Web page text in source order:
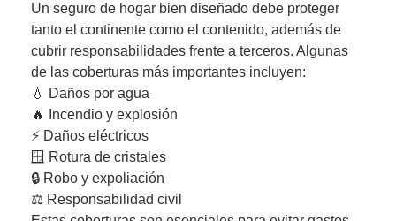
Un seguro de hogar bien diseñado debe proteger
tanto el continente como el contenido, además de
cubrir responsabilidades frente a terceros. Algunas
de las coberturas más importantes incluyen:
💧 Daños por agua
🔥 Incendio y explosión
⚡ Daños eléctricos
🪟 Rotura de cristales
🔒 Robo y expoliación
⚖️ Responsabilidad civil